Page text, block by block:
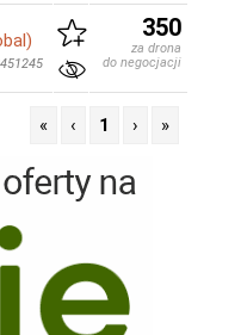
350
za drona
do negocjacji
« ‹ 1 › »